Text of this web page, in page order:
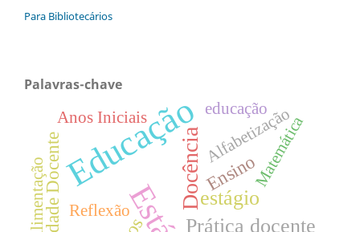
Para Bibliotecários
Palavras-chave
Educação
Docência
Prática docente
estágio
Ensino
Anos Iniciais
Reflexão
Matemática
Alimentação
Alfabetização
educação